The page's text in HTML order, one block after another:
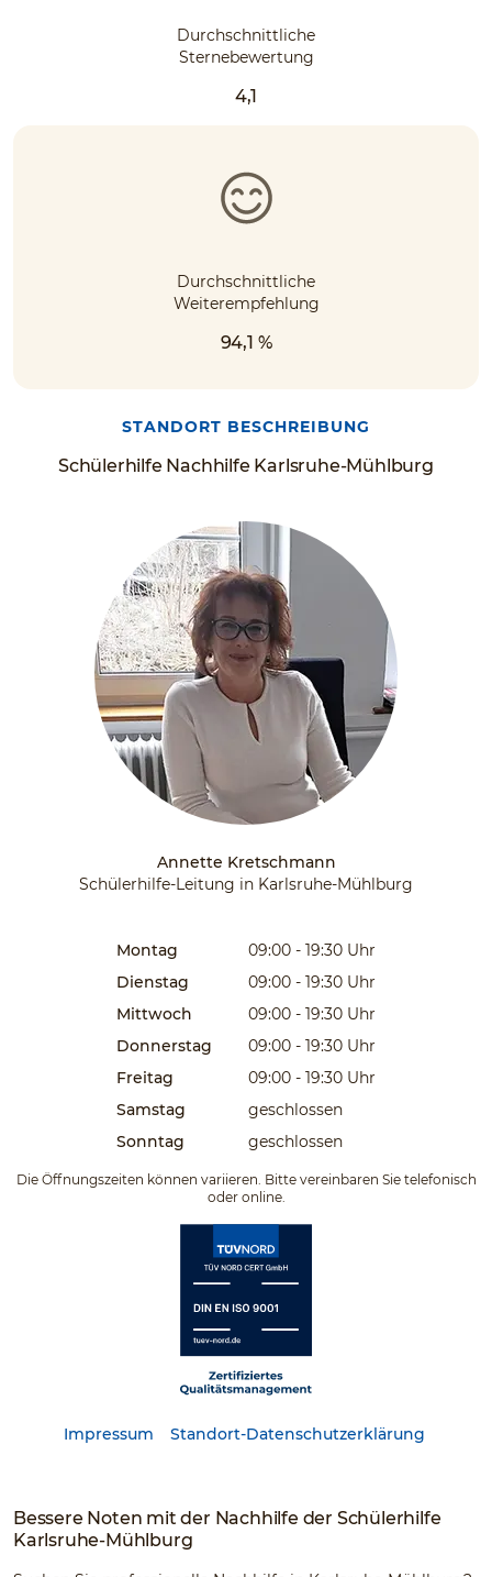
Durchschnittliche
Sternebewertung
4,1
Durchschnittliche
Weiterempfehlung
94,1 %
Schülerhilfe Nachhilfe Karlsruhe-Mühlburg
STANDORT BESCHREIBUNG
Annette Kretschmann
Schülerhilfe-Leitung in Karlsruhe-Mühlburg
Montag 09:00 - 19:30 Uhr
Dienstag
09:00 - 19:30 Uhr
Mittwoch
09:00 - 19:30 Uhr
Donnerstag
09:00 - 19:30 Uhr
Freitag
09:00 - 19:30 Uhr
Samstag
geschlossen
Sonntag
geschlossen
Die Öffnungszeiten können variieren. Bitte vereinbaren Sie telefonisch
oder online.
Impressum Standort-Datenschutzerklärung
Bessere Noten mit der Nachhilfe der Schülerhilfe
Karlsruhe-Mühlburg